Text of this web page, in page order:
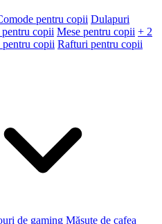
pentru copii Dulapuri
pentru copii Mese pentru copii + 2
pentru copii Rafturi pentru copii
de gaming Măsuțe de cafea